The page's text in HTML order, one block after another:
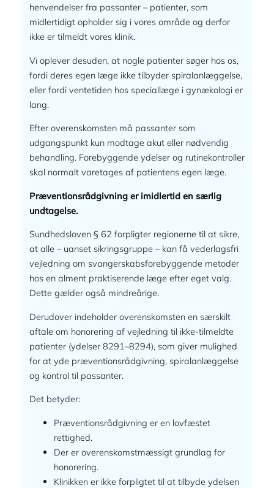
henvendelser fra passanter – patienter, som
midlertidigt opholder sig i vores område og derfor
ikke er tilmeldt vores klinik.
Vi oplever desuden, at nogle patienter søger hos os,
fordi deres egen læge ikke tilbyder spiralanlæggelse,
eller fordi ventetiden hos speciallæge i gynækologi er
lang.
Efter overenskomsten må passanter som
udgangspunkt kun modtage akut eller nødvendig
behandling. Forebyggende ydelser og rutinekontroller
skal normalt varetages af patientens egen læge.
Præventionsrådgivning er imidlertid en særlig
undtagelse.
Sundhedsloven § 62 forpligter regionerne til at sikre,
at alle – uanset sikringsgruppe – kan få vederlagsfri
vejledning om svangerskabsforebyggende metoder
hos en alment praktiserende læge efter eget valg.
Dette gælder også mindreårige.
Derudover indeholder overenskomsten en særskilt
aftale om honorering af vejledning til ikke-tilmeldte
patienter (ydelser 8291–8294), som giver mulighed
for at yde præventionsrådgivning, spiralanlæggelse
og kontrol til passanter.
Det betyder:
Præventionsrådgivning er en lovfæstet
rettighed.
Der er overenskomstmæssigt grundlag for
honorering.
Klinikken er ikke forpligtet til at tilbyde ydelsen